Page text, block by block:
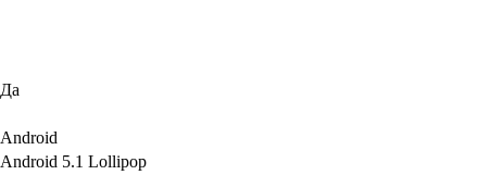
Да
Android
Android 5.1 Lollipop